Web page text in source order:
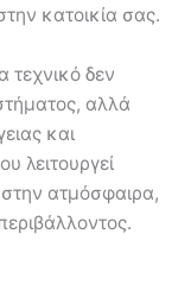
κατοικία σας.
τεχνικό δεν
αλλά
και
λειτουργεί
ατμόσφαιρα,